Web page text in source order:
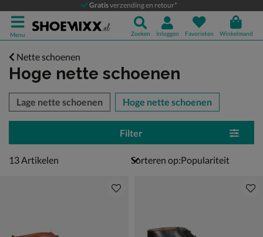
Gratisverzending en retour*
Menu Zoeken Inloggen Favorieten Winkelmand
Nette schoenen
Hoge nette schoenen
over
Lage nette schoenen Hoge nette schoenen
Filter
13 artikelen
13Artikelen Sorteren op: